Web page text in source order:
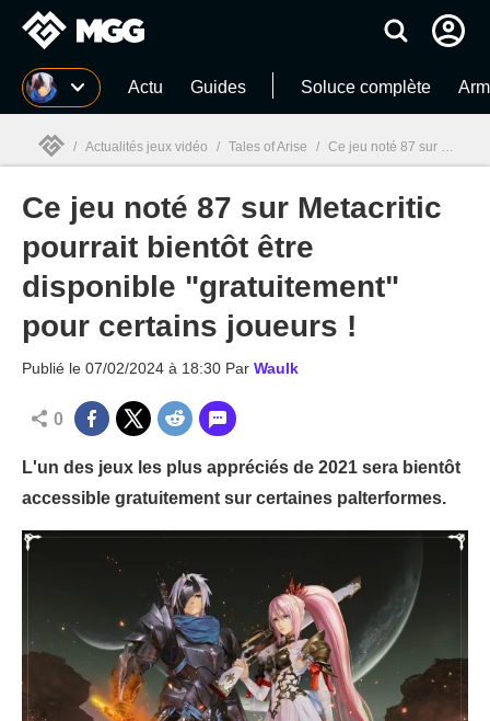
MGG Actu Guides Soluce complète
MGG
/ Actualités jeux vidéo / Tales of Arise / Ce jeu noté 87 sur Metacritic pourrait bientôt être disponible "gratuitement" pour certains joueurs !
Ce jeu noté 87 sur Metacritic
pourrait bientôt être
disponible "gratuitement"
pour certains joueurs !
Publié le 07/02/2024 à 18:30 Par Waulk
0
L'un des jeux les plus appréciés de 2021 sera bientôt
accessible gratuitement sur certaines palterformes.